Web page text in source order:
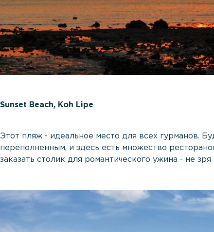
Sunset Beach, Koh Lipe
Этот пляж - идеальное место для всех гурманов.
переполненным, и здесь есть множество
заказать столик для романтического ужина - не зря